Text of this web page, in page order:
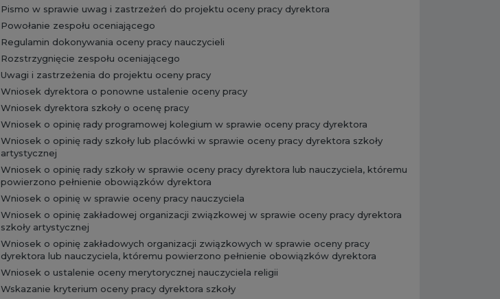
Pismo w sprawie uwag i zastrzeżeń do projektu oceny pracy dyrektora
Powołanie zespołu oceniającego
Regulamin dokonywania oceny pracy nauczycieli
Rozstrzygnięcie zespołu oceniającego
Uwagi i zastrzeżenia do projektu oceny pracy
Wniosek dyrektora o ponowne ustalenie oceny pracy
Wniosek dyrektora szkoły o ocenę pracy
Wniosek o opinię rady programowej kolegium w sprawie oceny pracy dyrektora
Wniosek o opinię rady szkoły lub placówki w sprawie oceny pracy dyrektora szkoły
artystycznej
Wniosek o opinię rady szkoły w sprawie oceny pracy dyrektora lub nauczyciela, któremu
powierzono pełnienie obowiązków dyrektora
Wniosek o opinię w sprawie oceny pracy nauczyciela
Wniosek o opinię zakładowej organizacji związkowej w sprawie oceny pracy dyrektora
szkoły artystycznej
Wniosek o opinię zakładowych organizacji związkowych w sprawie oceny pracy
dyrektora lub nauczyciela, któremu powierzono pełnienie obowiązków dyrektora
Wniosek o ustalenie oceny merytorycznej nauczyciela religii
Wskazanie kryterium oceny pracy dyrektora szkoły